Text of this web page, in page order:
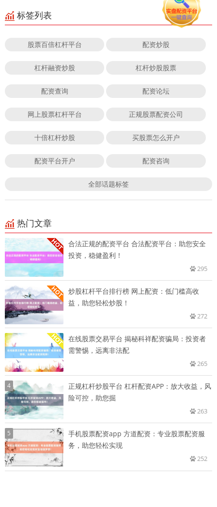
标签列表
股票百倍杠杆平台 配资炒股
杠杆融资炒股 杠杆炒股股票
配资查询 配资论坛
网上股票杠杆平台 正规股票配资公司
十倍杠杆炒股 买股票怎么开户
配资平台开户 配资咨询
全部话题标签
热门文章
合法正规的配资平台 合法配资平台：助您安全
投资，稳健盈利！
295
炒股杠杆平台排行榜 网上配资：低门槛高收
益，助您轻松炒股！
272
在线股票交易平台 揭秘科祥配资骗局：投资者
需警惕，远离非法配
265
4
正规杠杆炒股平台 杠杆配资APP：放大收益，风
险可控，助您掘
263
5
手机股票配资app 方道配资：专业股票配资服
务，助您轻松实现
252